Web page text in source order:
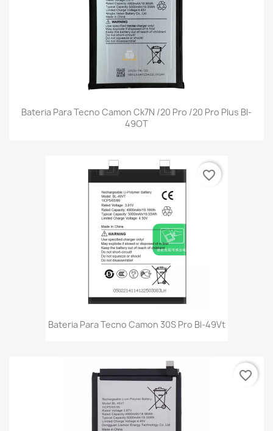
Bateria Para Tecno Camon Ck7N /20 Pro /20 Pro Plus Bl-
49OT
Bateria Para Tecno Camon 30S Pro Bl-49Vt
favorite_border
favorite_border